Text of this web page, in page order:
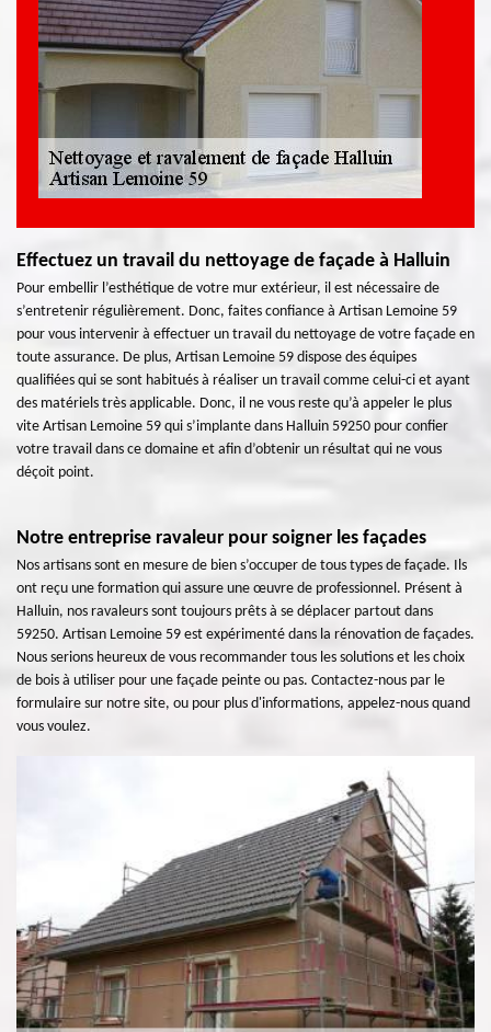
Effectuez un travail du nettoyage de façade à Halluin
Pour embellir l’esthétique de votre mur extérieur, il est nécessaire de
s’entretenir régulièrement. Donc, faites confiance à Artisan Lemoine 59
pour vous intervenir à effectuer un travail du nettoyage de votre façade en
toute assurance. De plus, Artisan Lemoine 59 dispose des équipes
qualifiées qui se sont habitués à réaliser un travail comme celui-ci et ayant
des matériels très applicable. Donc, il ne vous reste qu’à appeler le plus
vite Artisan Lemoine 59 qui s’implante dans Halluin 59250 pour confier
votre travail dans ce domaine et afin d’obtenir un résultat qui ne vous
déçoit point.
Notre entreprise ravaleur pour soigner les façades
Nos artisans sont en mesure de bien s’occuper de tous types de façade. Ils
ont reçu une formation qui assure une œuvre de professionnel. Présent à
Halluin, nos ravaleurs sont toujours prêts à se déplacer partout dans
59250. Artisan Lemoine 59 est expérimenté dans la rénovation de façades.
Nous serions heureux de vous recommander tous les solutions et les choix
de bois à utiliser pour une façade peinte ou pas. Contactez-nous par le
formulaire sur notre site, ou pour plus d'informations, appelez-nous quand
vous voulez.